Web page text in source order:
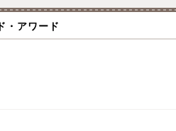
・アワード